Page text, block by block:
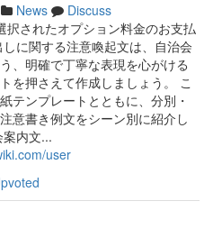
News
Discuss
されたオプション料金のお支払
に関する注意喚起文は、自治会
、明確で丁寧な表現を心がける
を押さえて作成しましょう。 こ
テンプレートとともに、分別・
意書き例文をシーン別に紹介し
内文...
user